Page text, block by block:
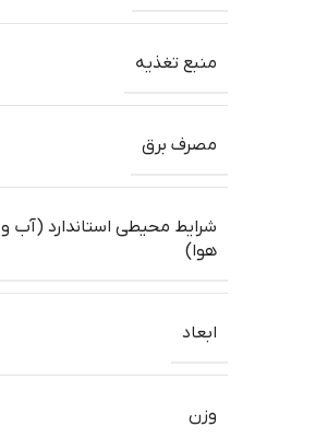
منبع تغذیه
مصرف برق
شرایط محیطی استاندارد (آب و
هوا)
ابعاد
وزن